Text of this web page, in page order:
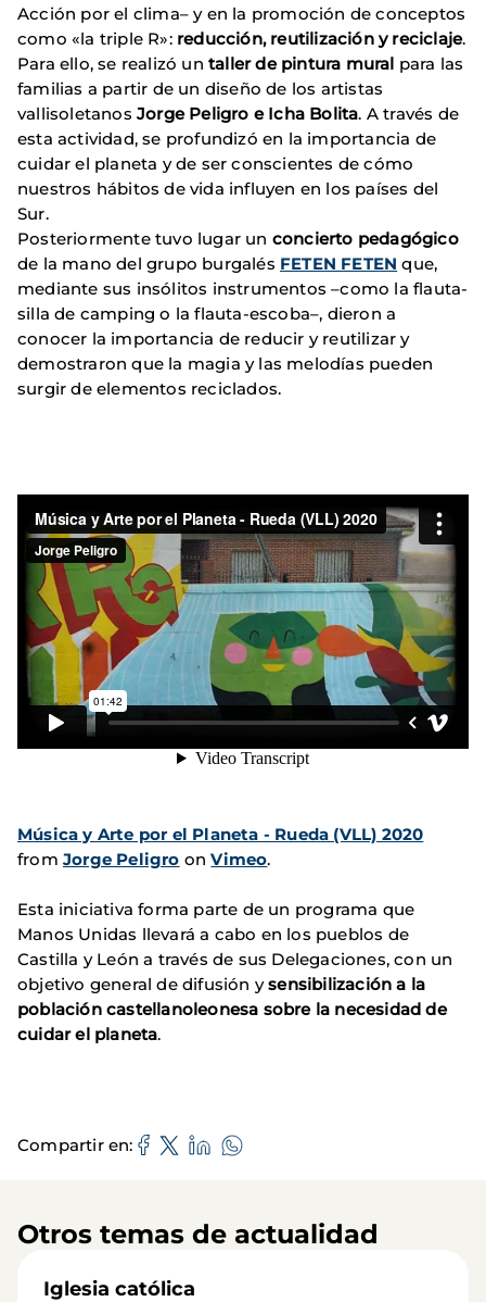
Acción por el clima– y en la promoción de conceptos
como «la triple R»: reducción, reutilización y reciclaje.
Para ello, se realizó un taller de pintura mural para las
familias a partir de un diseño de los artistas
vallisoletanos Jorge Peligro e Icha Bolita. A través de
esta actividad, se profundizó en la importancia de
cuidar el planeta y de ser conscientes de cómo
nuestros hábitos de vida influyen en los países del
Sur.
Posteriormente tuvo lugar un concierto pedagógico
de la mano del grupo burgalés FETEN FETEN que,
mediante sus insólitos instrumentos –como la flauta-
silla de camping o la flauta-escoba–, dieron a
conocer la importancia de reducir y reutilizar y
demostraron que la magia y las melodías pueden
surgir de elementos reciclados.
Música y Arte por el Planeta - Rueda (VLL) 2020
from Jorge Peligro onVimeo.
Esta iniciativa forma parte de un programa que
Manos Unidas llevará a cabo en los pueblos de
Castilla y León a través de sus Delegaciones, con un
objetivo general de difusión ysensibilización a la
población castellanoleonesa sobre la necesidad de
cuidar el planeta.
Compartir en
Otros temas de actualidad
Iglesia católica